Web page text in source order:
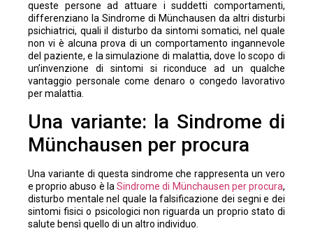
queste persone ad attuare i suddetti comportamenti,
differenziano la Sindrome di Münchausen da altri disturbi
psichiatrici, quali il disturbo da sintomi somatici, nel quale
non vi è alcuna prova di un comportamento ingannevole
del paziente, e la simulazione di malattia, dove lo scopo di
un’invenzione di sintomi si riconduce ad un qualche
vantaggio personale come denaro o congedo lavorativo
per malattia.
Una variante: la Sindrome di
Münchausen per procura
Una variante di questa sindrome che rappresenta un vero
e proprio abuso è laSindrome di Münchausen per procura,
disturbo mentale nel quale la falsificazione dei segni e dei
sintomi fisici o psicologici non riguarda un proprio stato di
salute bensì quello di un altro individuo.